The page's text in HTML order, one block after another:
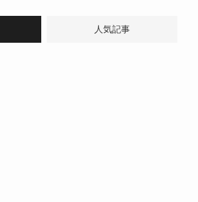
人気記事